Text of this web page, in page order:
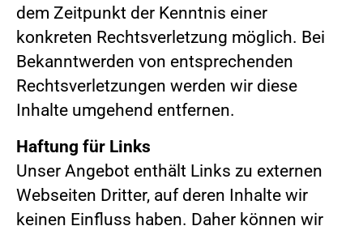
dem Zeitpunkt der Kenntnis einer
konkreten Rechtsverletzung möglich. Bei
Bekanntwerden von entsprechenden
Rechtsverletzungen werden wir diese
Inhalte umgehend entfernen.
Haftung für Links
Unser Angebot enthält Links zu externen
Webseiten Dritter, auf deren Inhalte wir
keinen Einfluss haben. Daher können wir